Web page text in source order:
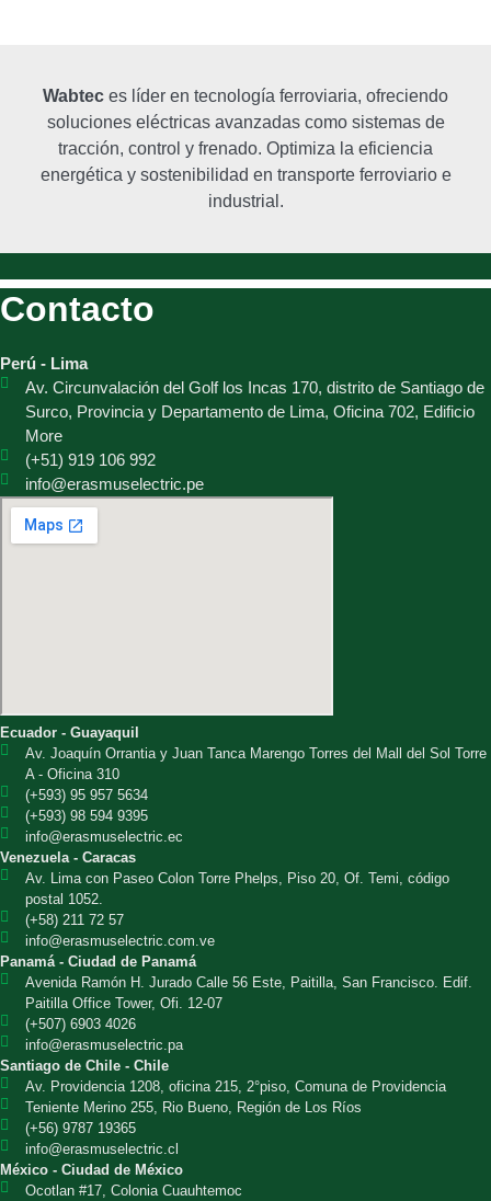
Wabtec es líder en tecnología ferroviaria, ofreciendo
soluciones eléctricas avanzadas como sistemas de
tracción, control y frenado. Optimiza la eficiencia
energética y sostenibilidad en transporte ferroviario e
industrial.
Contacto
Perú - Lima
Av. Circunvalación del Golf los Incas 170, distrito de Santiago de
Surco, Provincia y Departamento de Lima, Oficina 702, Edificio
More
(+51) 919 106 992
info@erasmuselectric.pe
Ecuador - Guayaquil
Av. Joaquín Orrantia y Juan Tanca Marengo Torres del Mall del Sol Torre
A - Oficina 310
(+593) 95 957 5634
(+593) 98 594 9395
info@erasmuselectric.ec
Venezuela - Caracas
Av. Lima con Paseo Colon Torre Phelps, Piso 20, Of. Temi, código
postal 1052.
(+58) 211 72 57
info@erasmuselectric.com.ve
Panamá - Ciudad de Panamá
Avenida Ramón H. Jurado Calle 56 Este, Paitilla, San Francisco. Edif.
Paitilla Office Tower, Ofi. 12-07
(+507) 6903 4026
info@erasmuselectric.pa
Santiago de Chile - Chile
Av. Providencia 1208, oficina 215, 2°piso, Comuna de Providencia
Teniente Merino 255, Rio Bueno, Región de Los Ríos
(+56) 9787 19365
info@erasmuselectric.cl
México - Ciudad de México
Ocotlan #17, Colonia Cuauhtemoc